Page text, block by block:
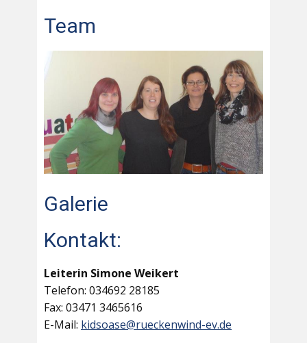
Team
Galerie
Kontakt:
Leiterin Simone Weikert
Telefon: 034692 28185
Fax: 03471 3465616
E-Mail: kidsoase@rueckenwind-ev.de